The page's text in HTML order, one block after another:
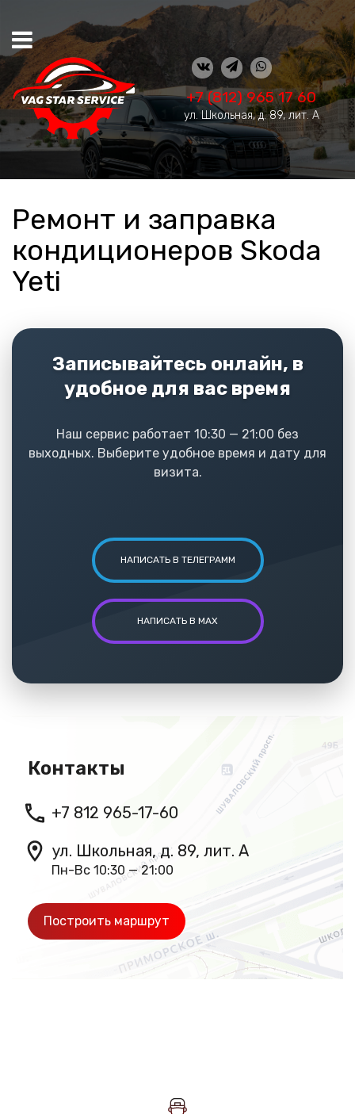
+7 (812) 965 17 60
ул. Школьная, д. 89, лит. А
Ремонт и заправка
кондиционеров Skoda
Yeti
Записывайтесь онлайн, в
удобное для вас время
Наш сервис работает 10:30 — 21:00 без
выходных. Выберите удобное время и дату для
визита.
НАПИСАТЬ В ТЕЛЕГРАММ
НАПИСАТЬ В MAX
Контакты
+7 812 965-17-60
ул. Школьная, д. 89, лит. А
Пн-Вс 10:30 — 21:00
Построить маршрут